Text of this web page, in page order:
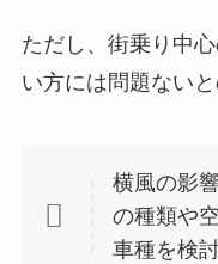
ただし、街乗り中
い方には問題ないと
横風の影
の種類や
車種を検